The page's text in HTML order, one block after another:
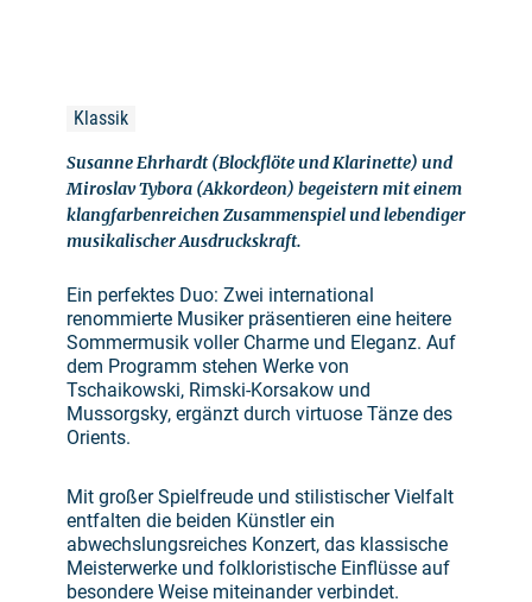
Klassik
Susanne Ehrhardt (Blockflöte und Klarinette) und
Miroslav Tybora (Akkordeon) begeistern mit einem
klangfarbenreichen Zusammenspiel und lebendiger
musikalischer Ausdruckskraft.
Ein perfektes Duo: Zwei international
renommierte Musiker präsentieren eine heitere
Sommermusik voller Charme und Eleganz. Auf
dem Programm stehen Werke von
Tschaikowski, Rimski-Korsakow und
Mussorgsky, ergänzt durch virtuose Tänze des
Orients.
Mit großer Spielfreude und stilistischer Vielfalt
entfalten die beiden Künstler ein
abwechslungsreiches Konzert, das klassische
Meisterwerke und folkloristische Einflüsse auf
besondere Weise miteinander verbindet.